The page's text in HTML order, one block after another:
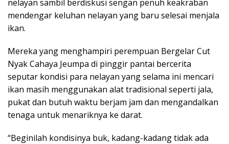
nelayan sambil berdiskusi sengan penuh keakraban
mendengar keluhan nelayan yang baru selesai menjala
ikan.
Mereka yang menghampiri perempuan Bergelar Cut
Nyak Cahaya Jeumpa di pinggir pantai bercerita
seputar kondisi para nelayan yang selama ini mencari
ikan masih menggunakan alat tradisional seperti jala,
pukat dan butuh waktu berjam jam dan mengandalkan
tenaga untuk menariknya ke darat.
“Beginilah kondisinya buk, kadang-kadang tidak ada